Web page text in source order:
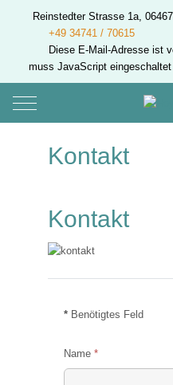
Reinstedter Strasse 1a,
+49 34741 / 70615
Diese E-Mail-Adresse ist
muss JavaScript
Mobile Menu Toggle
Kontakt
Kontakt
* Benötigtes Feld
Name *